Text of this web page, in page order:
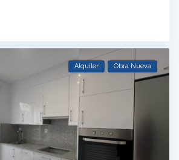
Alquiler Obra Nueva